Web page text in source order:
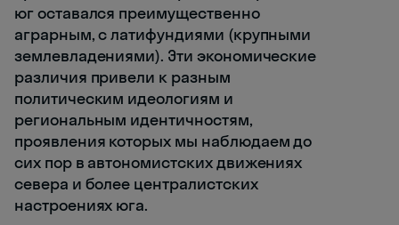
юг оставался преимущественно
аграрным, с латифундиями (крупными
землевладениями). Эти экономические
различия привели к разным
политическим идеологиям и
региональным идентичностям,
проявления которых мы наблюдаем до
сих пор в автономистских движениях
севера и более централистских
настроениях юга.